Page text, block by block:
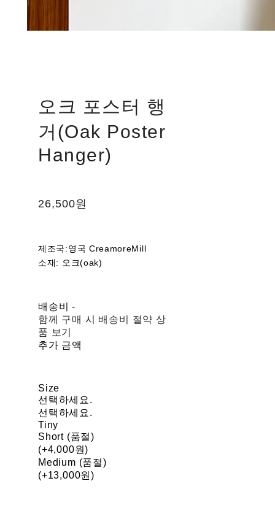
오크 포스터 행
거(Oak Poster
Hanger)
26,500원
제조국:영국 CreamoreMill
소재: 오크(oak)
배송비-
함께 구매 시 배송비 절약 상
품 보기
추가 금액
Size
선택하세요.
선택하세요.
Tiny
Short (품절)
(+4,000원)
Medium (품절)
(+13,000원)